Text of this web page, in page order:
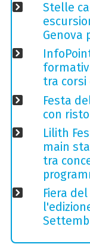
Stelle
Genova
tra
Festa
con
Lilith
main
tra
Fiera